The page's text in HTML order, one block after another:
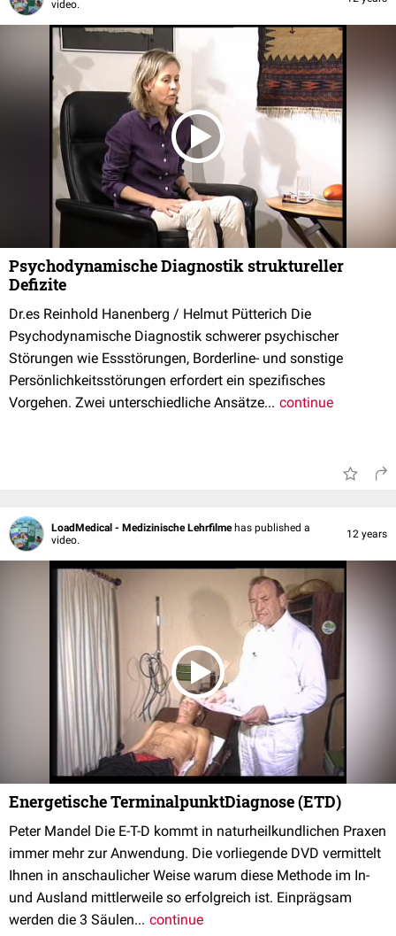
video.
Psychodynamische Diagnostik struktureller
Defizite
Dr.es Reinhold Hanenberg / Helmut Pütterich Die
Psychodynamische Diagnostik schwerer psychischer
Störungen wie Essstörungen, Borderline- und sonstige
Persönlichkeitsstörungen erfordert ein spezifisches
Vorgehen. Zwei unterschiedliche Ansätze... continue
LoadMedical - Medizinische Lehrfilme has published a
video.
12 years
Energetische TerminalpunktDiagnose (ETD)
Peter Mandel Die E-T-D kommt in naturheilkundlichen Praxen
immer mehr zur Anwendung. Die vorliegende DVD vermittelt
Ihnen in anschaulicher Weise warum diese Methode im In-
und Ausland mittlerweile so erfolgreich ist. Einprägsam
werden die 3 Säulen... continue